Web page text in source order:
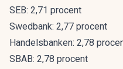
SEB: 2,71 procent
Swedbank: 2,77 procent
Handelsbanken: 2,78
SBAB: 2,78 procent